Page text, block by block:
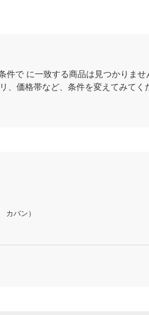
件で に一致する商品は見つかりませ
、価格帯など、条件を変えてみてく
バン）